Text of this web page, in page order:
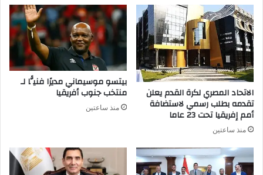
الاتحاد المصري لكرة القدم يعلن
تقدمه بطلب رسمي لاستضافة
أمم إفريقيا تحت 23 عاما
منذ ساعتين
بيتسو موسيماني مديرًا فنيًّا لـ
منتخب جنوب أفريقيا
منذ ساعتين